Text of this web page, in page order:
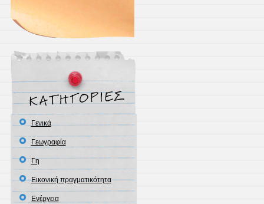
Γενικά
Γεωγραφία
Γη
Εικονική πραγματικότητα
Ενέργεια